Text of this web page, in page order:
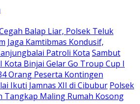
Balap Liar, Polsek Teluk
Jaga Kamtibmas Kondusif,
Patroli Kota Sambut
Kota Binjai Gelar Go Troup Cup I
Orang Peserta Kontingen
Ikuti Jamnas XII di Cibubur Polsek
Tangkap Maling Rumah Kosong